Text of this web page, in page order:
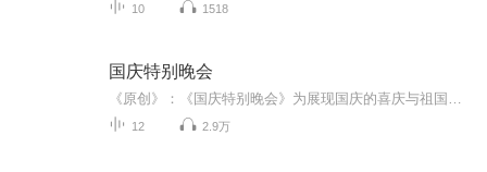
10 1518
国庆特别晚会
12 2.9万